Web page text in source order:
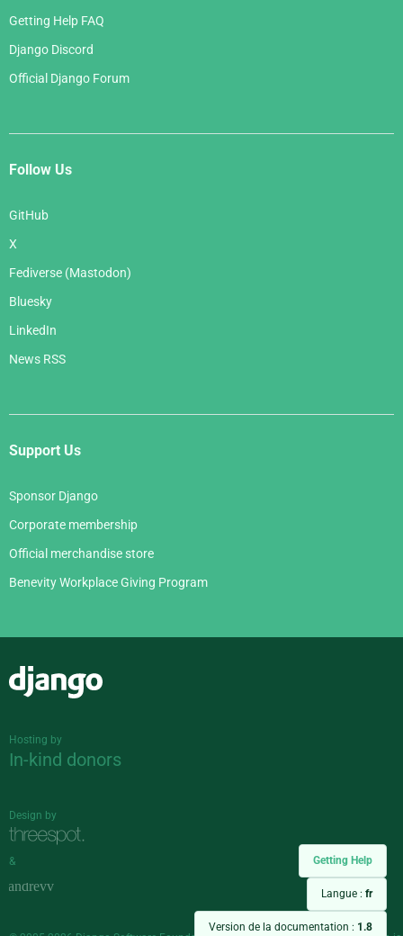
Getting Help
Langue : fr
Version de la documentation : 1.8
Getting Help FAQ
Django Discord
Official Django Forum
Follow Us
GitHub
X
Fediverse (Mastodon)
Bluesky
LinkedIn
News RSS
Support Us
Sponsor Django
Corporate membership
Official merchandise store
Benevity Workplace Giving Program
Hosting by
In-kind donors
Design by
&